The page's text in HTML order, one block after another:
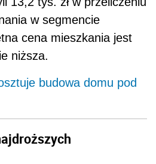
w segmencie
cena mieszkania jest
niższa.
budowa domu pod